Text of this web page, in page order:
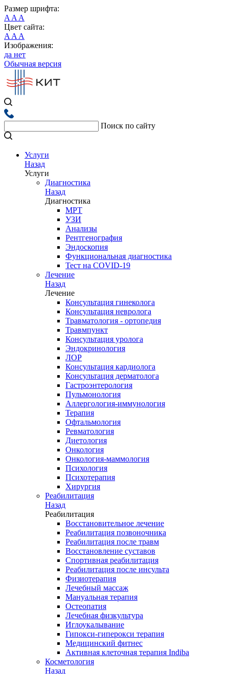
Размер шрифта:
A A A
Цвет сайта:
A A A
Изображения:
да нет
Обычная версия
Поиск по сайту
Услуги
Назад
Услуги
Диагностика
Назад
Диагностика
МРТ
УЗИ
Анализы
Рентгенография
Эндоскопия
Функциональная диагностика
Тест на COVID-19
Лечение
Назад
Лечение
Консультация гинеколога
Консультация невролога
Травматология - ортопедия
Травмпункт
Консультация уролога
Эндокринология
ЛОР
Консультация кардиолога
Консультация дерматолога
Гастроэнтерология
Пульмонология
Аллергология-иммунология
Терапия
Офтальмология
Ревматология
Диетология
Онкология
Онкология-маммология
Психология
Психотерапия
Хирургия
Реабилитация
Назад
Реабилитация
Восстановительное лечение
Реабилитация позвоночника
Реабилитация после травм
Восстановление суставов
Спортивная реабилитация
Реабилитация после инсульта
Физиотерапия
Лечебный массаж
Мануальная терапия
Остеопатия
Лечебная физкультура
Иглоукалывание
Гипокси-гиперокси терапия
Медицинский фитнес
Активная клеточная терапия Indiba
Косметология
Назад